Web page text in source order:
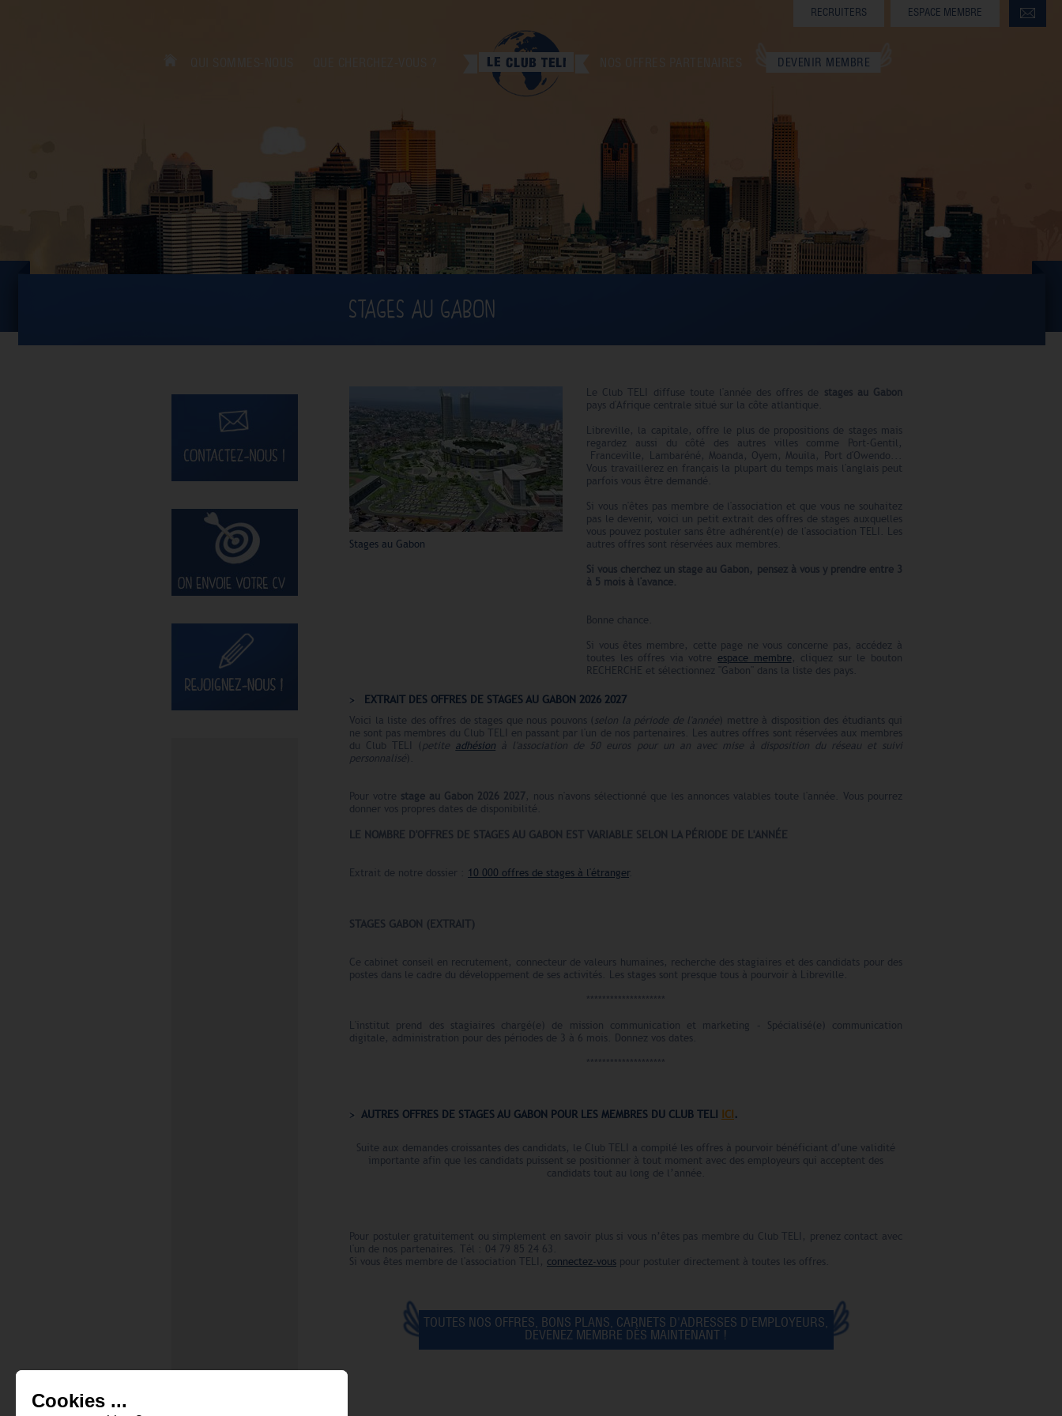
DEVENIR MEMBRE
RECRUITERS ESPACE MEMBRE
STAGES AU GABON
Stages au Gabon
Le Club TELI diffuse toute l'année des offres de stages au Gabon
pays d'Afrique centrale situé sur la côte atlantique.
Libreville, la capitale, offre le plus de propositions de stages mais
regardez aussi du côté des autres villes comme Port-Gentil,
Franceville, Lambaréné, Moanda, Oyem, Mouila, Port d'Owendo...
Vous travaillerez en français la plupart du temps mais l'anglais peut
parfois vous être demandé.
Si vous n'êtes pas membre de l'association et que vous ne souhaitez
pas le devenir, voici un petit extrait des offres de stages auxquelles
vous pouvez postuler sans être adhérent(e) de l'association TELI. Les
autres offres sont réservées aux membres.
Si vous cherchez un stage au Gabon, pensez à vous y prendre entre 3
à 5 mois à l'avance.
Bonne chance.
Si vous êtes membre, cette page ne vous concerne pas, accédez à
toutes les offres via votre espace membre, cliquez sur le bouton
RECHERCHE et sélectionnez "Gabon" dans la liste des pays.
EXTRAIT DES OFFRES DE STAGES AU GABON 2026 2027
Voici la liste des offres de stages que nous pouvons (selon la période de l'année ) mettre à disposition des étudiants qui
ne sont pas membres du Club TELI en passant par l'un de nos partenaires. Les autres offres sont réservées aux membres
du Club TELI (petite adhésion à l'association de 50 euros pour un an avec mise à disposition du réseau et suivi
personnalisé ).
Pour votre stage au Gabon 2026 2027, nous n'avons sélectionné que les annonces valables toute l'année. Vous pourrez
donner vos propres dates de disponibilité.
LE NOMBRE D'OFFRES DE STAGES AU GABON EST VARIABLE SELON LA PÉRIODE DE L'ANNÉE
Extrait de notre dossier : 10 000 offres de stages à l'étranger.
STAGES GABON (EXTRAIT)
Ce cabinet conseil en recrutement, connecteur de valeurs humaines, recherche des stagiaires et des candidats pour des
postes dans le cadre du développement de ses activités. Les stages sont presque tous à pourvoir à Libreville.
L'institut prend des stagiaires chargé(e) de mission communication et marketing – Spécialisé(e) communication
digitale, administration pour des périodes de 3 à 6 mois. Donnez vos dates.
AUTRES OFFRES DE STAGES AU GABON POUR LES MEMBRES DU CLUB TELI ICI .
Suite aux demandes croissantes des candidats, le Club TELI a compilé les offres à pourvoir bénéficiant d’une validité
importante afin que les candidats puissent se positionner à tout moment avec des employeurs qui acceptent des
candidats tout au long de l’année.
Pour postuler gratuitement ou simplement en savoir plus si vous n’êtes pas membre du Club TELI, prenez contact avec
l'un de nos partenaires. Tél : 04 79 85 24 63.
Si vous êtes membre de l'association TELI, connectez-vous pour postuler directement à toutes les offres.
TOUTES NOS OFFRES, BONS PLANS, CARNETS D'ADRESSES D'EMPLOYEURS,
DEVENEZ MEMBRE DÈS MAINTENANT !
Cookies ...